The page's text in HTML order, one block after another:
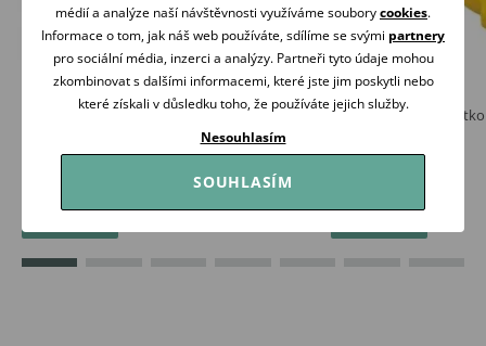
Badum Koupací lehátko pěnové Maxi -
139 Kč
Badum Koupací
139 Kč
médií a analýze naší návštěvnosti využíváme souborycookies.
Informace o tom, jak náš web používáte, sdílíme se svými partnery
pro sociální média, inzerci a analýzy. Partneři tyto údaje mohou
zkombinovat s dalšími informacemi, které jste jim poskytli nebo
které získali v důsledku toho, že používáte jejich služby.
Nesouhlasím
SOUHLASÍM